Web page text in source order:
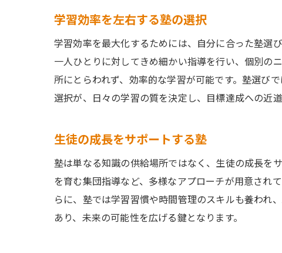
学習効率を左右する塾の選択
学習効率を最大化するためには、自分に合った塾選
一人ひとりに対してきめ細かい指導を行い、個別の
所にとらわれず、効率的な学習が可能です。塾選び
選択が、日々の学習の質を決定し、目標達成への近道
生徒の成長をサポートする塾
塾は単なる知識の供給場所ではなく、生徒の成長を
を育む集団指導など、多様なアプローチが用意され
らに、塾では学習習慣や時間管理のスキルも養われ
あり、未来の可能性を広げる鍵となります。